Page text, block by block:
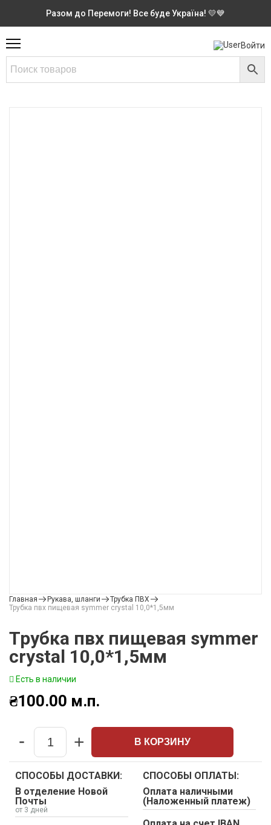
Разом до Перемоги! Все буде Україна! 💛💙
Войти
Главная Рукава, шланги
Трубка ПВХ
Трубка пвх пищевая symmer crystal 10,0*1,5мм
Трубка пвх пищевая symmer
crystal 10,0*1,5мм
Есть в наличии
₴100.00 м.п.
Quantity
- + В КОРЗИНУ
СПОСОБЫ ДОСТАВКИ:
В отделение Новой
Почты
от 3 дней
СПОСОБЫ ОПЛАТЫ:
Оплата наличными
(Наложенный платеж)